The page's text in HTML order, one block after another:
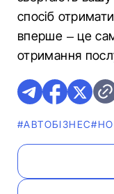
спосіб
вперше – це
отримання
#АВТОБІЗНЕС